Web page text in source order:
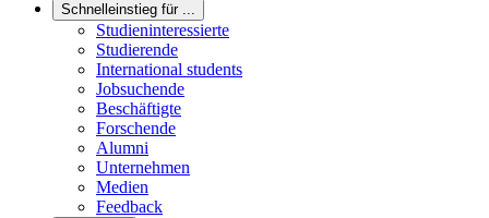
Schnelleinstieg für ...
Studieninteressierte
Studierende
International students
Jobsuchende
Beschäftigte
Forschende
Alumni
Unternehmen
Medien
Feedback